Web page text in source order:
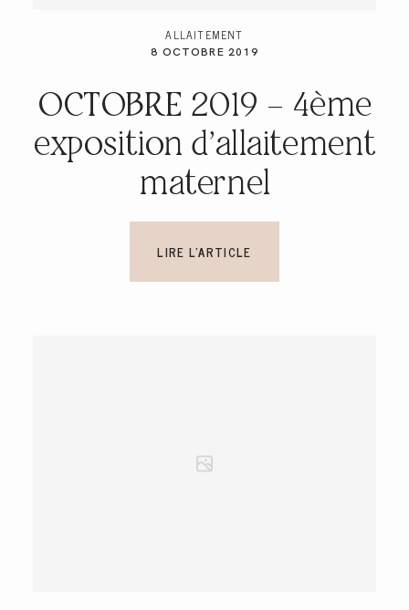
ALLAITEMENT
8 OCTOBRE 2019
OCTOBRE 2019 – 4ème
exposition d’allaitement
maternel
LIRE L'ARTICLE